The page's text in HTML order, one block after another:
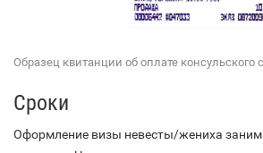
Образец квитанции об оплате консульского
Сроки
Оформление визы невесты/жениха